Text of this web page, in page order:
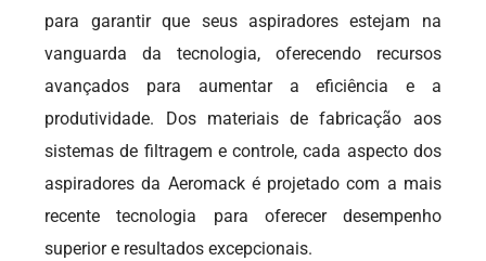
para garantir que seus aspiradores estejam na
vanguarda da tecnologia, oferecendo recursos
avançados para aumentar a eficiência e a
produtividade. Dos materiais de fabricação aos
sistemas de filtragem e controle, cada aspecto dos
aspiradores da Aeromack é projetado com a mais
recente tecnologia para oferecer desempenho
superior e resultados excepcionais.